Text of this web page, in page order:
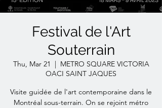
Festival de l'Art
Souterrain
Thu, Mar 21
  |
METRO SQUARE VICTORIA
OACI SAINT JAQUES
Visite guidée de l'art contemporaine dans le
Montréal sous-terrain. On se rejoint métro